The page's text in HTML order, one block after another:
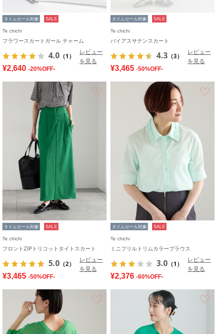
タイムセール対象 SALE
Te chichi
フラワースカートガール チャーム
4.0 （1）
レビュー
を見る
¥2,640 -20%OFF-
タイムセール対象 SALE
Te chichi
バイアスサテンスカート
4.3 （3）
レビュー
を見る
¥3,465 -50%OFF-
タイムセール対象 SALE
Te chichi
フロントZIPトリコットタイトスカート
5.0 （2）
レビュー
を見る
¥3,465 -50%OFF-
タイムセール対象 SALE
Te chichi
ミニフリルトリムカラーブラウス
3.0 （1）
レビュー
を見る
¥2,376 -60%OFF-